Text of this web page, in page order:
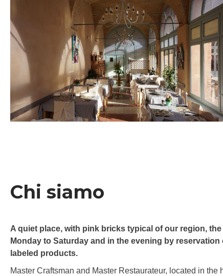
Chi siamo
A quiet place, with pink bricks typical of our region,
Monday to Saturday and in the evening by
labeled products.
Master Craftsman and Master Restaurateur, located in